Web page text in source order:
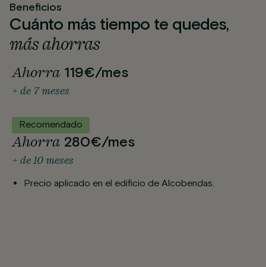
Beneficios
Cuánto más tiempo te quedes,
más ahorras
Ahorra 119€/mes
+ de 7 meses
Recomendado
Ahorra 280€/mes
+ de 10 meses
Precio aplicado en el edificio de Alcobendas.